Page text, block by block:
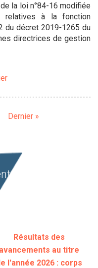
la loi n°84-16 modifiée
relatives à la fonction
du décret 2019-1265 du
directrices de gestion
Dernière
Dernier »
Résultats des
avancements au titre
l'année 2026 : corps